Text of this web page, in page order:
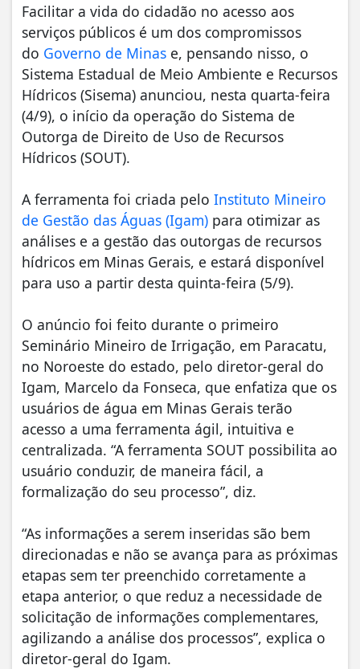
Facilitar a vida do cidadão no acesso aos
serviços públicos é um dos compromissos
do Governo de Minas e, pensando nisso, o
Sistema Estadual de Meio Ambiente e Recursos
Hídricos (Sisema) anunciou, nesta quarta-feira
(4/9), o início da operação do Sistema de
Outorga de Direito de Uso de Recursos
Hídricos (SOUT).
A ferramenta foi criada pelo Instituto Mineiro
de Gestão das Águas (Igam) para otimizar as
análises e a gestão das outorgas de recursos
hídricos em Minas Gerais, e estará disponível
para uso a partir desta quinta-feira (5/9).
O anúncio foi feito durante o primeiro
Seminário Mineiro de Irrigação, em Paracatu,
no Noroeste do estado, pelo diretor-geral do
Igam, Marcelo da Fonseca, que enfatiza que os
usuários de água em Minas Gerais terão
acesso a uma ferramenta ágil, intuitiva e
centralizada. “A ferramenta SOUT possibilita ao
usuário conduzir, de maneira fácil, a
formalização do seu processo”, diz.
“As informações a serem inseridas são bem
direcionadas e não se avança para as próximas
etapas sem ter preenchido corretamente a
etapa anterior, o que reduz a necessidade de
solicitação de informações complementares,
agilizando a análise dos processos”, explica o
diretor-geral do Igam.